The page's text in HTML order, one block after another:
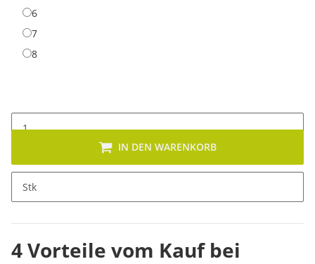
66
77
88
Stk
IN DEN WARENKORB
Dieses Produkt hat Variationen. Wähle bitte die gewünschte
Variation aus.
4 Vorteile vom Kauf bei